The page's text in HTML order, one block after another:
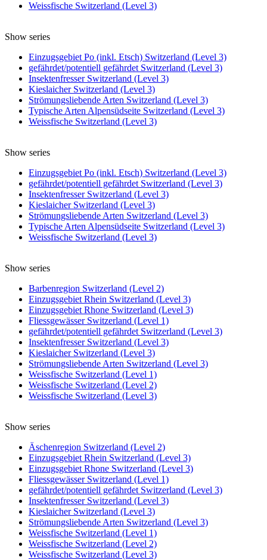
Weissfische Switzerland (Level 3)
Show series
Einzugsgebiet Po (inkl. Etsch) Switzerland (Level 3)
gefährdet/potentiell gefährdet Switzerland (Level 3)
Insektenfresser Switzerland (Level 3)
Kieslaicher Switzerland (Level 3)
Strömungsliebende Arten Switzerland (Level 3)
Typische Arten Alpensüdseite Switzerland (Level 3)
Weissfische Switzerland (Level 3)
Show series
Einzugsgebiet Po (inkl. Etsch) Switzerland (Level 3)
gefährdet/potentiell gefährdet Switzerland (Level 3)
Insektenfresser Switzerland (Level 3)
Kieslaicher Switzerland (Level 3)
Strömungsliebende Arten Switzerland (Level 3)
Typische Arten Alpensüdseite Switzerland (Level 3)
Weissfische Switzerland (Level 3)
Show series
Barbenregion Switzerland (Level 2)
Einzugsgebiet Rhein Switzerland (Level 3)
Einzugsgebiet Rhone Switzerland (Level 3)
Fliessgewässer Switzerland (Level 1)
gefährdet/potentiell gefährdet Switzerland (Level 3)
Insektenfresser Switzerland (Level 3)
Kieslaicher Switzerland (Level 3)
Strömungsliebende Arten Switzerland (Level 3)
Weissfische Switzerland (Level 1)
Weissfische Switzerland (Level 2)
Weissfische Switzerland (Level 3)
Show series
Äschenregion Switzerland (Level 2)
Einzugsgebiet Rhein Switzerland (Level 3)
Einzugsgebiet Rhone Switzerland (Level 3)
Fliessgewässer Switzerland (Level 1)
gefährdet/potentiell gefährdet Switzerland (Level 3)
Insektenfresser Switzerland (Level 3)
Kieslaicher Switzerland (Level 3)
Strömungsliebende Arten Switzerland (Level 3)
Weissfische Switzerland (Level 1)
Weissfische Switzerland (Level 2)
Weissfische Switzerland (Level 3)